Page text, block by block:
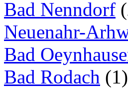
Bad Nenndorf
Neuenahr-
Bad
Bad Rodach (1)